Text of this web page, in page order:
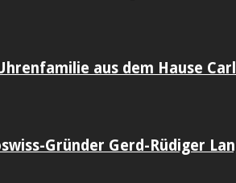
aus dem Hause
Gründer Gerd-Rüdiger